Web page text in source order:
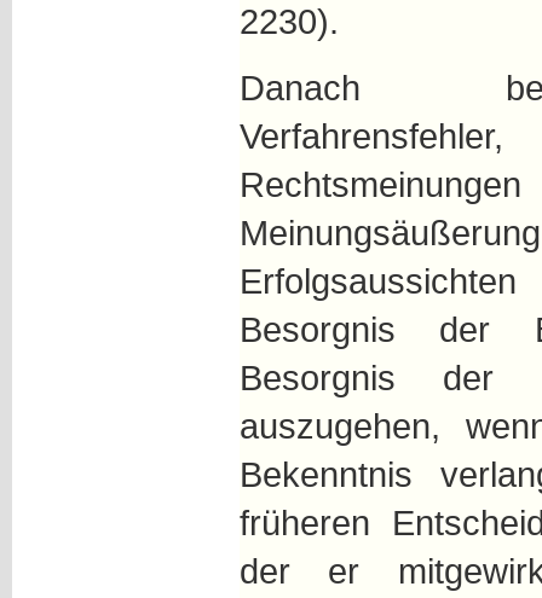
2230).
Danach
Besorgnis der
Besorgnis der
auszugehen,
Bekenntnis
früheren
der er